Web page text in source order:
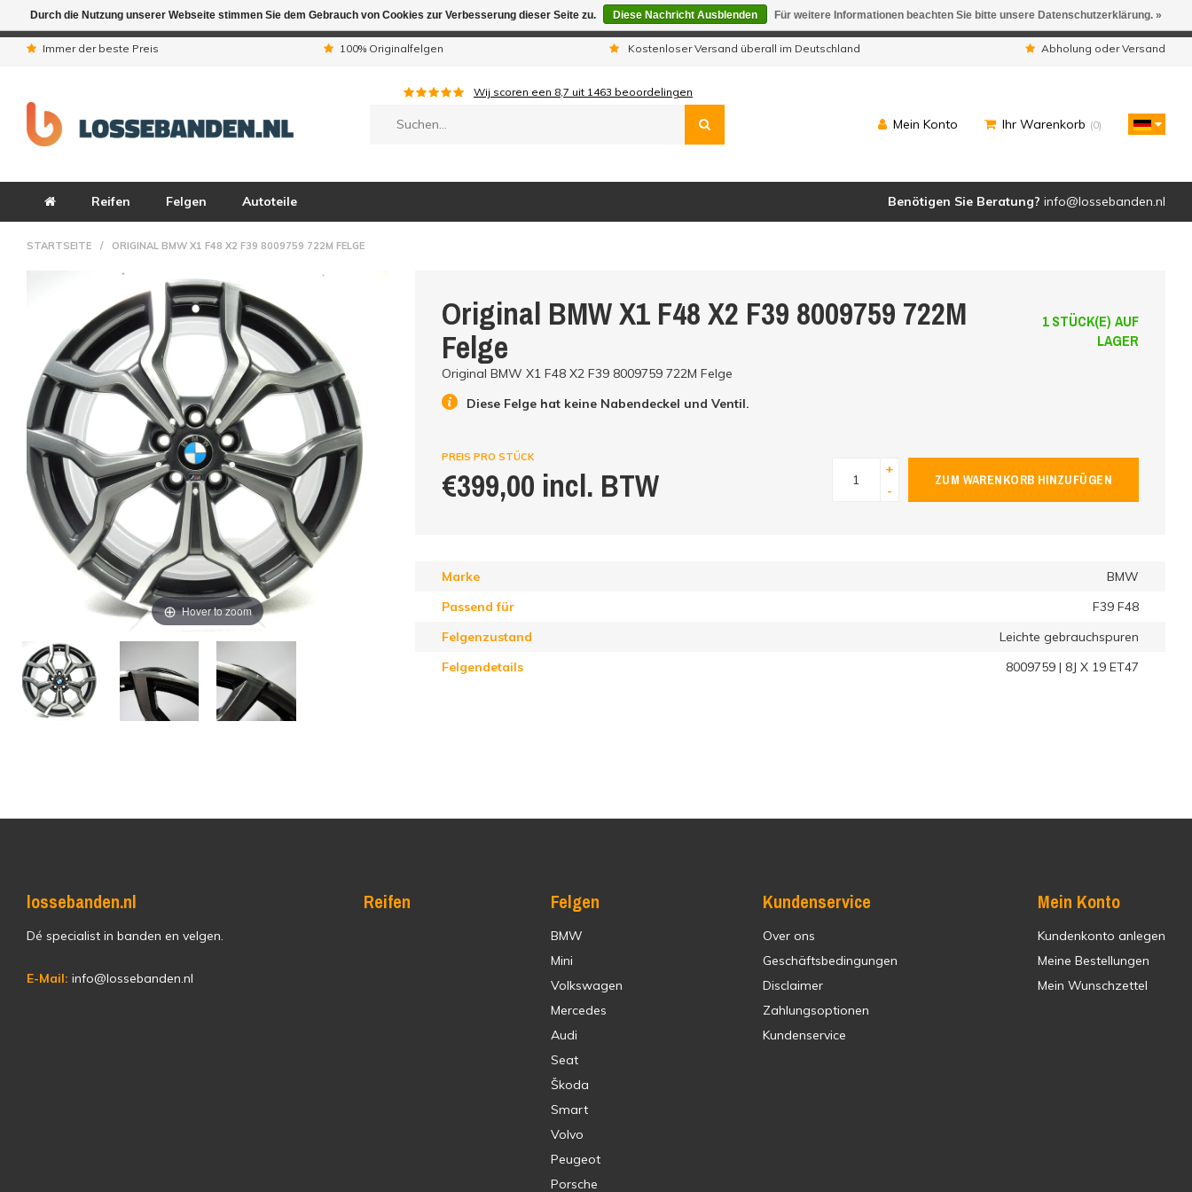
Immer der beste Preis 100% Originalfelgen Kostenloser Versand überall im Deutschland Abholung oder Versand
Wij scoren een 8,7 uit 1463 beoordelingen
Mein Konto Ihr Warenkorb (0)
Reifen Felgen Autoteile Benötigen Sie Beratung? info@lossebanden.nl
STARTSEITE / ORIGINAL BMW X1 F48 X2 F39 8009759 722M FELGE
Hover to zoom
Original BMW X1 F48 X2 F39 8009759 722M
Felge
1 STÜCK(E) AUF
LAGER
Original BMW X1 F48 X2 F39 8009759 722M Felge
Diese Felge hat keine Nabendeckel und Ventil.
PREIS PRO STÜCK
€399,00 incl. BTW
+
-
ZUM WARENKORB HINZUFÜGEN
Marke
BMW
Passend für
F39 F48
Felgenzustand
Leichte gebrauchspuren
Felgendetails
8009759 | 8J X 19 ET47
lossebanden.nl
Dé specialist in banden en velgen.
E-Mail: info@lossebanden.nl
Reifen Felgen
BMW
Mini
Volkswagen
Mercedes
Audi
Seat
Škoda
Smart
Volvo
Peugeot
Porsche
Kundenservice
Over ons
Geschäftsbedingungen
Disclaimer
Zahlungsoptionen
Kundenservice
Mein Konto
Kundenkonto anlegen
Meine Bestellungen
Mein Wunschzettel
Durch die Nutzung unserer Webseite stimmen Sie dem Gebrauch von Cookies zur Verbesserung dieser Seite zu. Diese Nachricht Ausblenden Für weitere Informationen beachten Sie bitte unsere Datenschutzerklärung. »
Aufgrund der Ferientagen sind wir telefonisch nicht erreichbar. Aufgegebene Bestellungen werden geliefert.